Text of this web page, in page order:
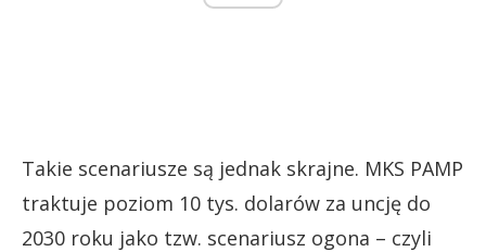
Takie scenariusze są jednak skrajne. MKS PAMP
traktuje poziom 10 tys. dolarów za uncję do
2030 roku jako tzw. scenariusz ogona – czyli